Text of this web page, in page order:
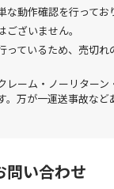
動作確認を行ってお
ざいません。
っているため、売切れ
レーム・ノーリターン
。万が一運送事故など
問い合わせ